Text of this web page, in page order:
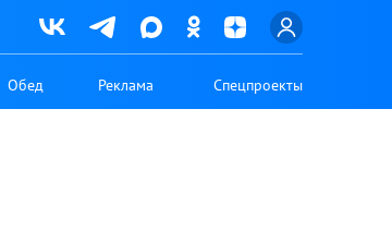
Обед Реклама Спецпроекты